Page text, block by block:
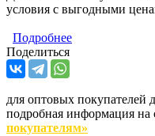
условия с выгодными
Подробнее
Поделиться
для оптовых покупателей
подробная информация на
покупателям»